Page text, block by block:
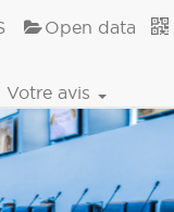
Open data
Votre avis